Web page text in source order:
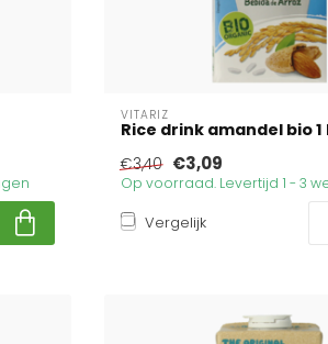
VITARIZ
Rice drink amandel bio 1
€3,40 €3,09
Op voorraad. Levertijd 1 - 3
Vergelijk